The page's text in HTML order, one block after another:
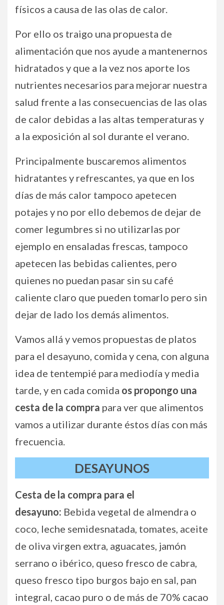
físicos a causa de las olas de calor.
Por ello os traigo una propuesta de
alimentación que nos ayude a mantenernos
hidratados y que a la vez nos aporte los
nutrientes necesarios para mejorar nuestra
salud frente a las consecuencias de las olas
de calor debidas a las altas temperaturas y
a la exposición al sol durante el verano.
Principalmente buscaremos alimentos
hidratantes y refrescantes, ya que en los
días de más calor tampoco apetecen
potajes y no por ello debemos de dejar de
comer legumbres si no utilizarlas por
ejemplo en ensaladas frescas, tampoco
apetecen las bebidas calientes, pero
quienes no puedan pasar sin su café
caliente claro que pueden tomarlo pero sin
dejar de lado los demás alimentos.
Vamos allá y vemos propuestas de platos
para el desayuno, comida y cena, con alguna
idea de tentempié para mediodía y media
tarde, y en cada comida os propongo una
cesta de la compra para ver que alimentos
vamos a utilizar durante éstos días con más
frecuencia.
DESAYUNOS
Cesta de la compra para el
desayuno: Bebida vegetal de almendra o
coco, leche semidesnatada, tomates, aceite
de oliva virgen extra, aguacates, jamón
serrano o ibérico, queso fresco de cabra,
queso fresco tipo burgos bajo en sal, pan
integral, cacao puro o de más de 70% cacao